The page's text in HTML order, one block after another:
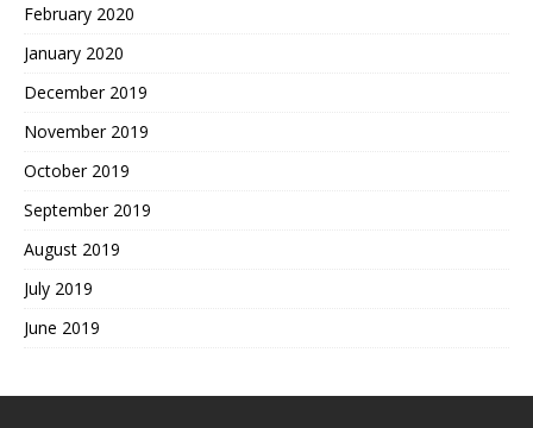
February 2020
January 2020
December 2019
November 2019
October 2019
September 2019
August 2019
July 2019
June 2019